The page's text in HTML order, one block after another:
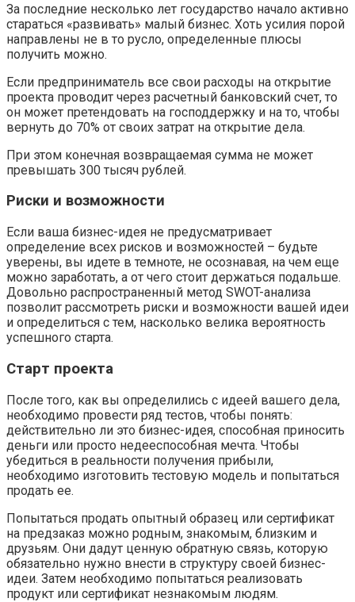
За последние несколько лет государство начало активно
стараться «развивать» малый бизнес. Хоть усилия порой
направлены не в то русло, определенные плюсы
получить можно.
Если предприниматель все свои расходы на открытие
проекта проводит через расчетный банковский счет, то
он может претендовать на господдержку и на то, чтобы
вернуть до 70% от своих затрат на открытие дела.
При этом конечная возвращаемая сумма не может
превышать 300 тысяч рублей.
Риски и возможности
Если ваша бизнес-идея не предусматривает
определение всех рисков и возможностей – будьте
уверены, вы идете в темноте, не осознавая, на чем еще
можно заработать, а от чего стоит держаться подальше.
Довольно распространенный метод SWOT-анализа
позволит рассмотреть риски и возможности вашей идеи
и определиться с тем, насколько велика вероятность
успешного старта.
Старт проекта
После того, как вы определились с идеей вашего дела,
необходимо провести ряд тестов, чтобы понять:
действительно ли это бизнес-идея, способная приносить
деньги или просто недееспособная мечта. Чтобы
убедиться в реальности получения прибыли,
необходимо изготовить тестовую модель и попытаться
продать ее.
Попытаться продать опытный образец или сертификат
на предзаказ можно родным, знакомым, близким и
друзьям. Они дадут ценную обратную связь, которую
обязательно нужно внести в структуру своей бизнес-
идеи. Затем необходимо попытаться реализовать
продукт или сертификат незнакомым людям.